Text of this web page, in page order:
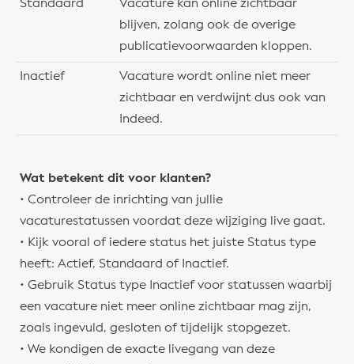
Standaard
Vacature kan online zichtbaar
blijven, zolang ook de overige
publicatievoorwaarden kloppen.
Inactief
Vacature wordt online niet meer
zichtbaar en verdwijnt dus ook van
Indeed.
Wat betekent dit voor klanten?
• Controleer de inrichting van jullie
vacaturestatussen voordat deze wijziging live gaat.
• Kijk vooral of iedere status het juiste Status type
heeft: Actief, Standaard of Inactief.
• Gebruik Status type Inactief voor statussen waarbij
een vacature niet meer online zichtbaar mag zijn,
zoals ingevuld, gesloten of tijdelijk stopgezet.
• We kondigen de exacte livegang van deze